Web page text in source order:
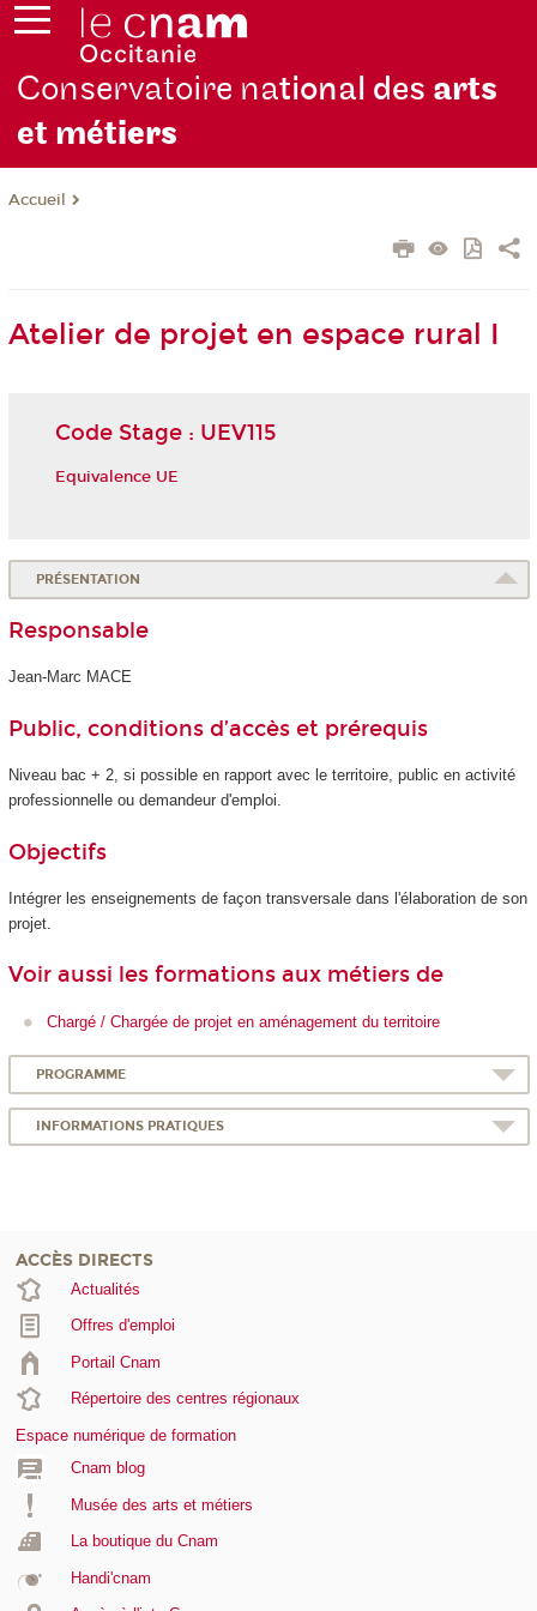
Conservatoire national des arts
et métiers
Accueil
Atelier de projet en espace rural I
Code Stage : UEV115
Equivalence UE
PRÉSENTATION
Responsable
Jean-Marc MACE
Public, conditions d’accès et prérequis
Niveau bac + 2, si possible en rapport avec le territoire, public en activité
professionnelle ou demandeur d'emploi.
Objectifs
Intégrer les enseignements de façon transversale dans l'élaboration de son
projet.
Voir aussi les formations aux métiers de
Chargé / Chargée de projet en aménagement du territoire
PROGRAMME
INFORMATIONS PRATIQUES
ACCÈS DIRECTS
Actualités
Offres d'emploi
Portail Cnam
Répertoire des centres régionaux
Espace numérique de formation
Cnam blog
Musée des arts et métiers
La boutique du Cnam
Handi'cnam